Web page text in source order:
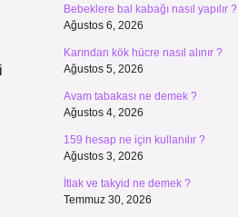
Bebeklere bal kabağı nasıl yapılır ?
Ağustos 6, 2026
Karından kök hücre nasıl alınır ?
Ağustos 5, 2026
Avam tabakası ne demek ?
Ağustos 4, 2026
159 hesap ne için kullanılır ?
Ağustos 3, 2026
İtlak ve takyid ne demek ?
Temmuz 30, 2026